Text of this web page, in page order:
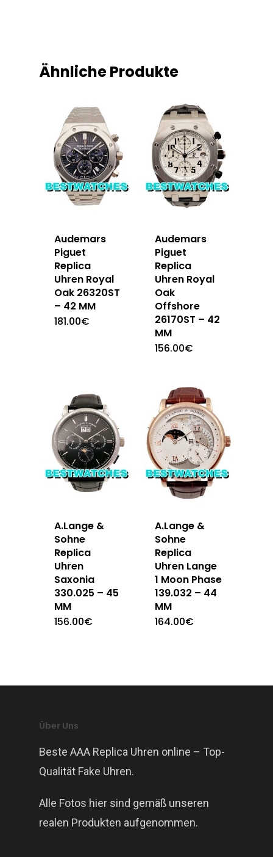
Ähnliche Produkte
Audemars
Piguet
Replica
Uhren Royal
Oak 26320ST
– 42 MM
181.00€
Audemars
Piguet
Replica
Uhren Royal
Oak
Offshore
26170ST – 42
MM
156.00€
A.Lange &
Sohne
Replica
Uhren
Saxonia
330.025 – 45
MM
156.00€
A.Lange &
Sohne
Replica
Uhren Lange
1 Moon Phase
139.032 – 44
MM
164.00€
Über Uns
Beste AAA Replica Uhren online – Top-
Qualität Fake Uhren.
Alle Fotos hier sind gemäß unseren
realen Produkten aufgenommen.